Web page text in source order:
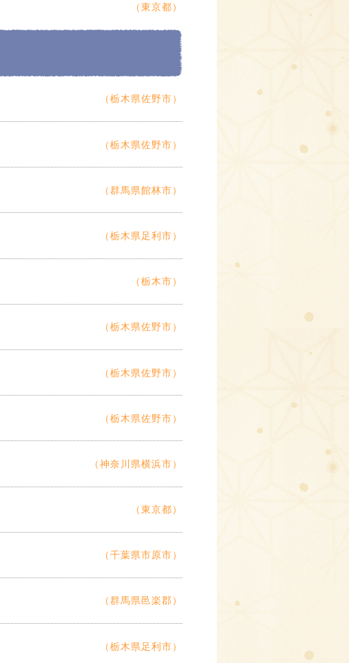
（東京都）
（栃木県佐野市）
（栃木県佐野市）
（群馬県館林市）
（栃木県足利市）
（栃木市）
（栃木県佐野市）
（栃木県佐野市）
（栃木県佐野市）
（神奈川県横浜市）
（東京都）
（千葉県市原市）
（群馬県邑楽郡）
（栃木県足利市）